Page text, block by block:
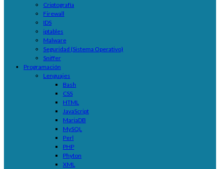
Criptografía
Firewall
IDS
iptables
Malware
Seguridad (Sistema Operativo)
Sniffer
Programación
Lenguajes
Bash
CSS
HTML
JavaScript
MariaDB
MySQL
Perl
PHP
Phyton
XML